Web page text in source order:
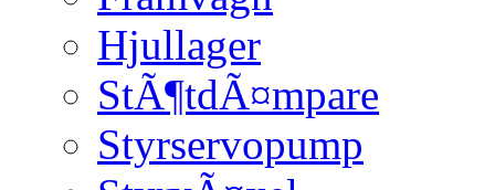
Hjullager
StÃ¶tdÃ¤mpare
Styrservopump